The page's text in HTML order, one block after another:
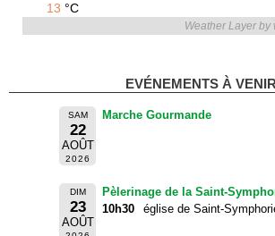
13 °C
Weather Layer by
EVÉNEMENTS À VENIR
SAM
22
AOÛT
2026
Marche Gourmande
DIM
23
AOÛT
Pèlerinage de la Saint-
10h30
église de Saint-